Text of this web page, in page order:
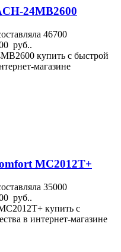
24MB2600
46700
руб..
купить с быстрой
магазине
MC2012T+
35000
руб..
купить с
в интернет-магазине